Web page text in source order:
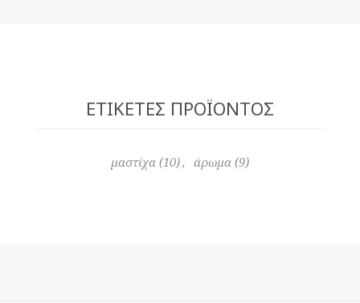
ΕΤΙΚΈΤΕΣ ΠΡΟΪΌΝΤΟΣ
μαστίχα (10), άρωμα (9)